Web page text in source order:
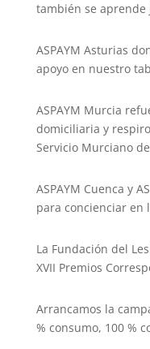
también se aprende
ASPAYM Asturias
apoyo en nuestro
ASPAYM Murcia
domiciliaria y
Servicio Murciano
ASPAYM Cuenca y
para concienciar en
La Fundación del
XVII Premios
Arrancamos la
% consumo, 100 %